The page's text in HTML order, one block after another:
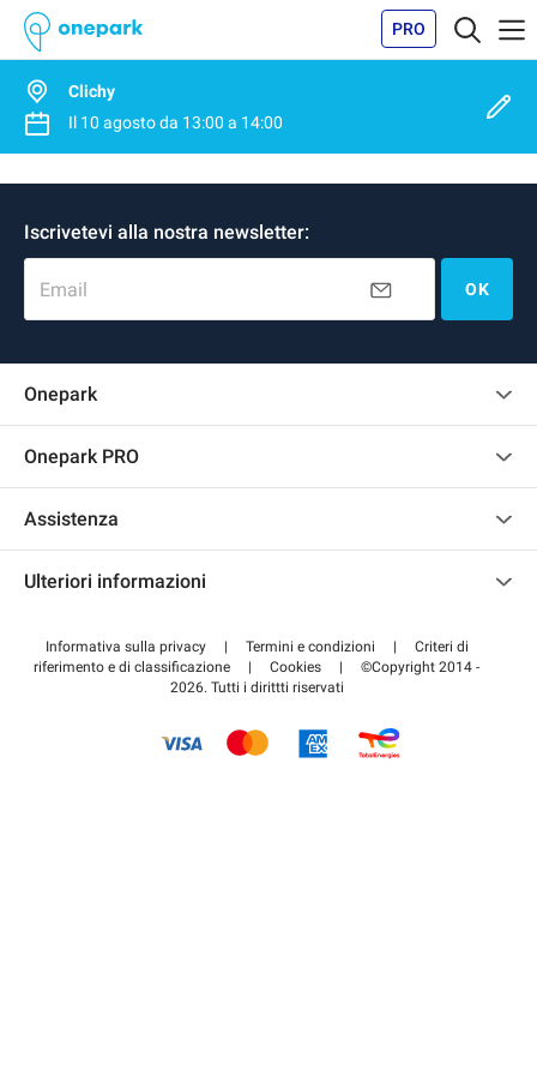
PRO
Clichy
Il 10 agostoda 13:00 a 14:00
Iscrivetevi alla nostra newsletter:
Email OK
Onepark
Onepark PRO
Accedi all'area partner
Assistenza
Pagare per il parcheggio FLOW
Ulteriori informazioni
Informativa sulla privacy | Termini e condizioni |
Criteri di
riferimento e di classificazione
| Cookies |
©Copyright 2014 -
2026. Tutti i dirittti riservati